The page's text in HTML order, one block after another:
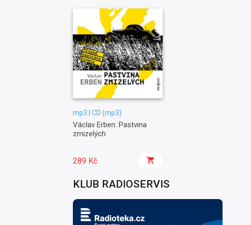
mp3 | CD (mp3)
Václav Erben: Pastvina
zmizelých
289 Kč
KLUB RADIOSERVIS